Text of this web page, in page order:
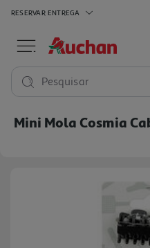
RESERVAR ENTREGA
Pesquisar
Mini Mola Cosmia